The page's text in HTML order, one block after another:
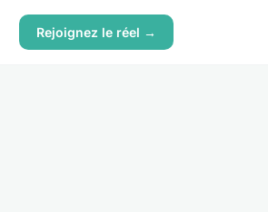
Rejoignez le réel →